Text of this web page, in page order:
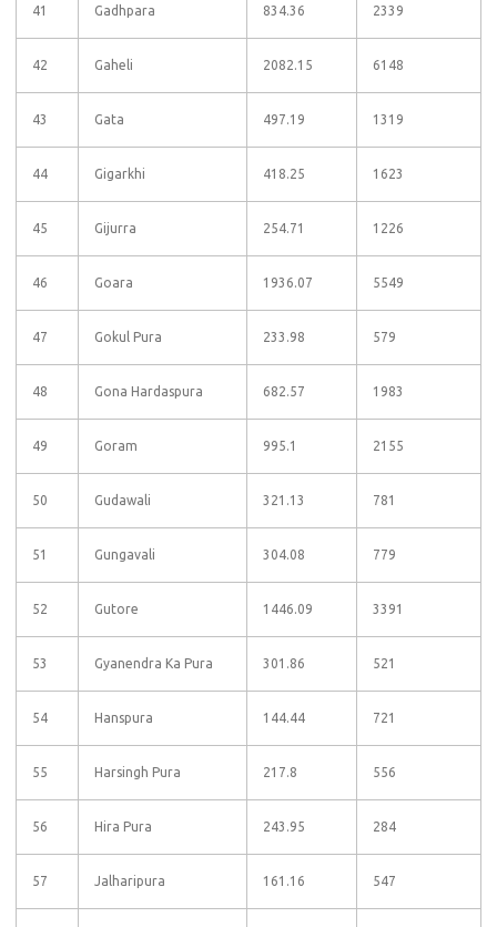
41 Gadhpara 834.36 2339
42 Gaheli 2082.15 6148
43 Gata 497.19 1319
44 Gigarkhi 418.25 1623
45 Gijurra 254.71 1226
46 Goara 1936.07 5549
47 Gokul Pura 233.98 579
48 Gona Hardaspura 682.57 1983
49 Goram 995.1 2155
50 Gudawali 321.13 781
51 Gungavali 304.08 779
52 Gutore 1446.09 3391
53 Gyanendra Ka Pura 301.86 521
54 Hanspura 144.44 721
55 Harsingh Pura 217.8 556
56 Hira Pura 243.95 284
57 Jalharipura 161.16 547